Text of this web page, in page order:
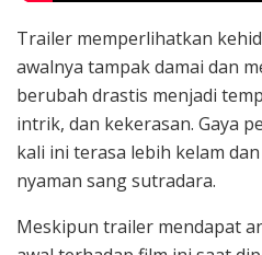
Trailer memperlihatkan
awalnya tampak damai dan
berubah drastis menjadi
intrik, dan kekerasan. Gaya
kali ini terasa lebih kelam
nyaman sang sutradara.
Meskipun trailer mendapat